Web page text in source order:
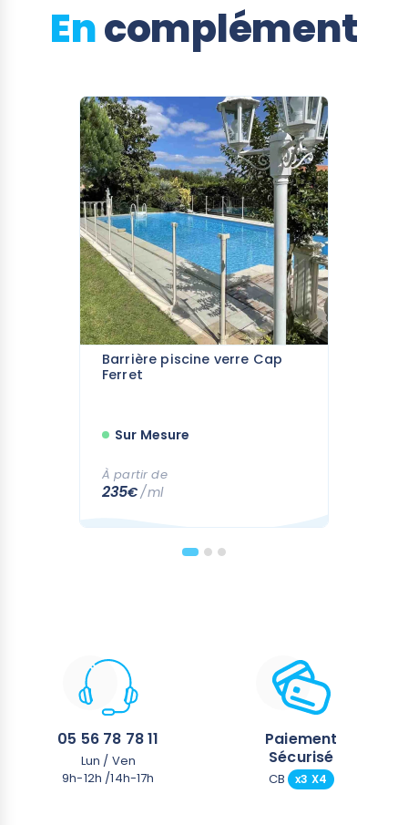
Encomplément
Barrière piscine verre Cap
Ferret
Sur Mesure
À partir de
235€/ml
05 56 78 78 11
Lun / Ven
9h-12h /14h-17h
Paiement
Sécurisé
CB x3 X4